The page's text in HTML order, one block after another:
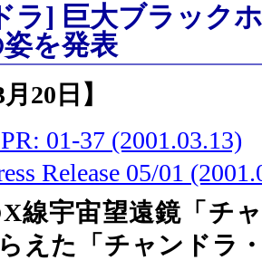
ラ] 巨大ブラック
を発表
20日】
01-37 (2001.03.13)
Release 05/01
線宇宙望遠鏡「チ
えた「チャンドラ